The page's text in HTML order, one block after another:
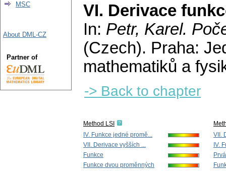
VI. Derivace
In: Petr, Karel.
(Czech). Praha:
mathematiků a
-> Back to chapter
Method LSI
IV. Funkce jedné promě...
VII. Derivace vyšších ...
Funkce
Funkce dvou proměnných
VII.
IV.
MSC
About DML-CZ
Partner of